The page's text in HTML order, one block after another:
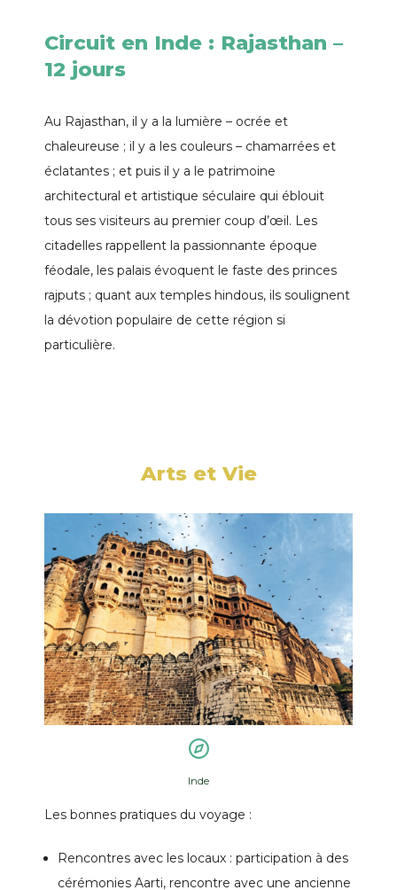
Circuit en Inde : Rajasthan –
12 jours
Au Rajasthan, il y a la lumière – ocrée et
chaleureuse ; il y a les couleurs – chamarrées et
éclatantes ; et puis il y a le patrimoine
architectural et artistique séculaire qui éblouit
tous ses visiteurs au premier coup d’œil. Les
citadelles rappellent la passionnante époque
féodale, les palais évoquent le faste des princes
rajputs ; quant aux temples hindous, ils soulignent
la dévotion populaire de cette région si
particulière.
Arts et Vie
Inde
Les bonnes pratiques du voyage :
Rencontres avec les locaux : participation à des
cérémonies Aarti, rencontre avec une ancienne